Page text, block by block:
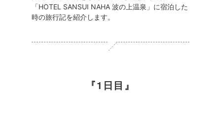
「HOTEL SANSUI NAHA 波の上温泉」に宿泊した
時の旅行記を紹介します。
1日目